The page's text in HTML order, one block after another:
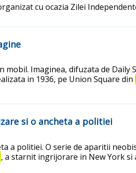
cu ocazia Zilei
Imaginea, difuzata de Daily
in 1936, pe Union Square din
si o ancheta a politiei
a politiei. O serie de aparitii
, a starnit ingrijorare in New York si